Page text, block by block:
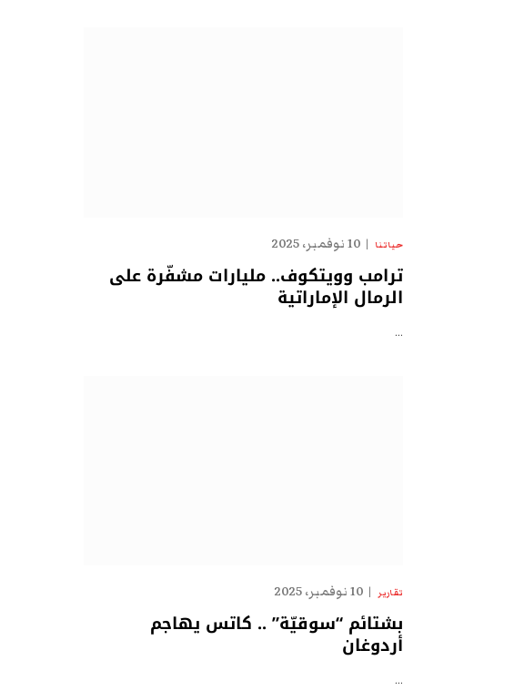
حياتنا 10 نوفمبر، 2025
ترامب وويتكوف.. مليارات مشفّرة على
الرمال الإماراتية
…
تقارير 10 نوفمبر، 2025
بشتائم “سوقيّة” .. كاتس يهاجم
أردوغان
…